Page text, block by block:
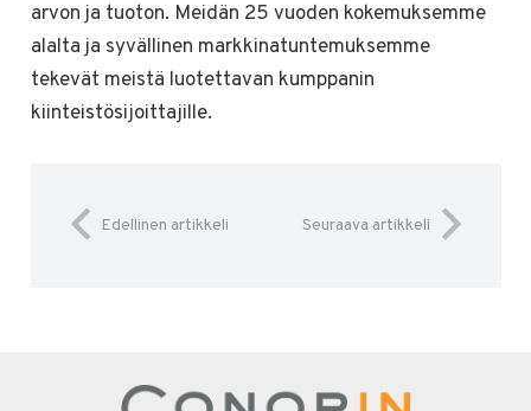
arvon ja tuoton. Meidän 25 vuoden kokemuksemme
alalta ja syvällinen markkinatuntemuksemme
tekevät meistä luotettavan kumppanin
kiinteistösijoittajille.
Edellinen artikkeli Seuraava artikkeli